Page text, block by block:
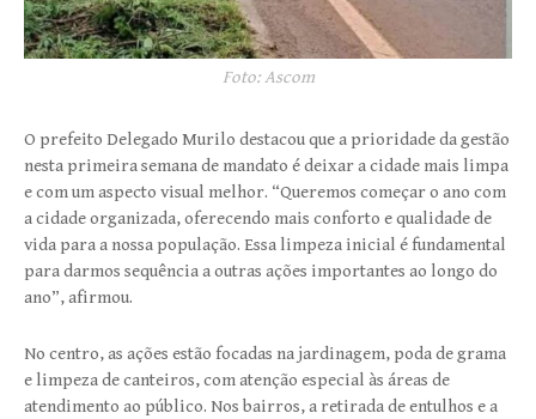
Foto: Ascom
O prefeito Delegado Murilo destacou que a prioridade da gestão
nesta primeira semana de mandato é deixar a cidade mais limpa
e com um aspecto visual melhor. “Queremos começar o ano com
a cidade organizada, oferecendo mais conforto e qualidade de
vida para a nossa população. Essa limpeza inicial é fundamental
para darmos sequência a outras ações importantes ao longo do
ano”, afirmou.
No centro, as ações estão focadas na jardinagem, poda de grama
e limpeza de canteiros, com atenção especial às áreas de
atendimento ao público. Nos bairros, a retirada de entulhos e a